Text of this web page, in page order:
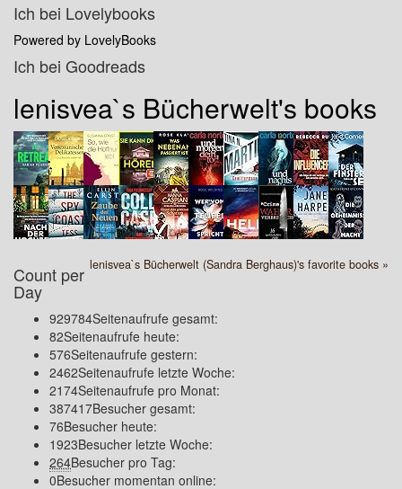
Ich bei Lovelybooks
Powered by LovelyBooks
Ich bei Goodreads
lenisvea`s Bücherwelt's books
lenisvea`s Bücherwelt (Sandra Berghaus)'s favorite books »
Count per
Day
929784Seitenaufrufe gesamt:
82Seitenaufrufe heute:
576Seitenaufrufe gestern:
2462Seitenaufrufe letzte Woche:
2174Seitenaufrufe pro Monat:
387417Besucher gesamt:
76Besucher heute:
1923Besucher letzte Woche:
264Besucher pro Tag:
0Besucher momentan online: